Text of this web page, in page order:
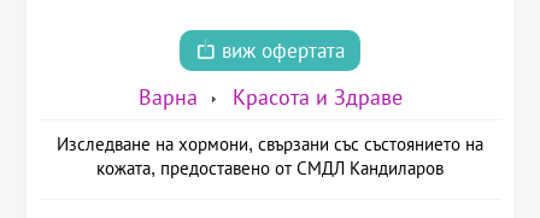
виж офертата
Варна Красота и Здраве
Изследване на хормони, свързани със състоянието на
кожата, предоставено от СМДЛ Кандиларов